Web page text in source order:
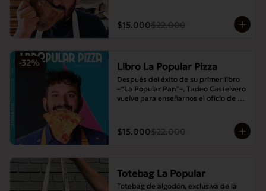
$15.000$22.000
-32% Libro La Popular Pizza
Después del éxito de su primer libro
–“La Popular Pan”–, Tadeo Castelvero
vuelve para enseñarnos el oficio de
familia.
$15.000$22.000
Totebag La Popular
Totebag de algodón, exclusiva de la